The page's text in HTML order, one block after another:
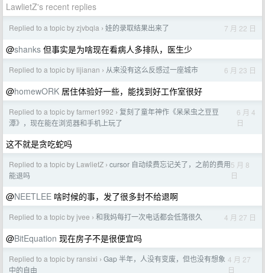
LawlietZ's recent replies
Replied to a topic by zjvbqla › 娃的录取结果出来了 7 月 22 日
@shanks 但事实是为啥现在看病人多排队，医生少
Replied to a topic by lijianan › 从来没有这么反感过一座城市 6 月 23 日
@homewORK 居住体验好一些，能找到好工作室很好
Replied to a topic by farmer1992 › 复刻了童年神作《呆呆虫之豆豆
潭》，现在能在浏览器和手机上玩了
6 月 4
日
这不就是贪吃蛇吗
Replied to a topic by LawlietZ › cursor 自动续费忘记关了，之前的费用
能退吗
5 月 8
日
@NEETLEE 啥时候的事，发了很多封不给退啊
Replied to a topic by jvee › 和我妈每打一次电话都会低落很久 4 月 27 日
@BitEquation 现在房子不是很便宜吗
Replied to a topic by ransixi › Gap 半年，人没有变废，但也没有想象
中的自由
4 月 27
日